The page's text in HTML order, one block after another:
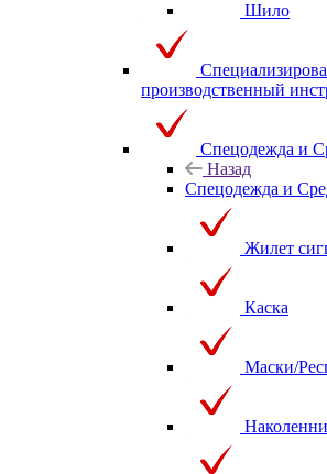
Шило
производственный
Спецодежда и
Назад
Спецодежда и
Жилет
Каска
Маски/